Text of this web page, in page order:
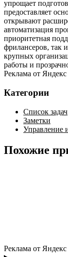
упрощает
предоставляет
открывают
автоматизация
приоритетная
фрилансеров, так
крупных
работы и
Реклама от Яндекс
Категории
Список задач
Заметки
Управление
Похожие
Реклама от Яндекс